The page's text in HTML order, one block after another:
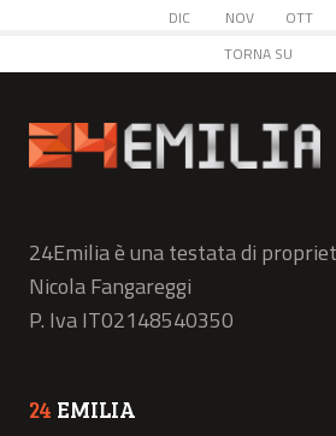
DIC NOV OTT
TORNA SU
24Emilia è una testata di
Nicola Fangareggi
P. Iva IT02148540350
24 EMILIA